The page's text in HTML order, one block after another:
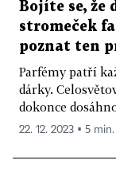
Bojíte se, že
stromeček
poznat ten
Parfémy patří
dárky.
dokonce
22. 12. 2023 ▪ 5